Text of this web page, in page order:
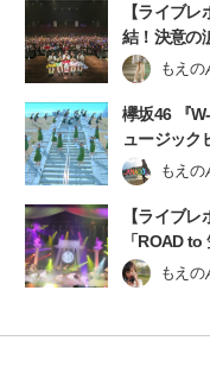
【ライブ
結！決意の
てきてね！
もえの
欅坂46 『
ュージック
もえの
【ライブ
「ROAD
へ！【前編
もえの